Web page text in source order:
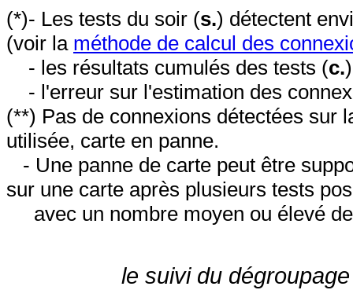
(*)- Les tests du soir (s.) détectent
(voir la méthode de calcul des
- les résultats cumulés des tests (c.
- l'erreur sur l'estimation des
(**) Pas de connexions détectées sur
utilisée, carte en panne.
- Une panne de carte peut être
sur une carte après plusieurs tests
avec un nombre moyen ou élevé
le suivi du